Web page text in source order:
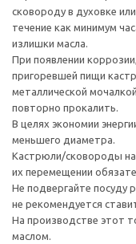
сковороду в духовке
течение как минимум
излишки масла.
При появлении
пригоревшей пищи
металлической
повторно прокалить.
В целях экономии
меньшего диаметра.
Кастрюли/сковороды
их перемещении
Не подвергайте посуду
не рекомендуется
На производстве этот
маслом.